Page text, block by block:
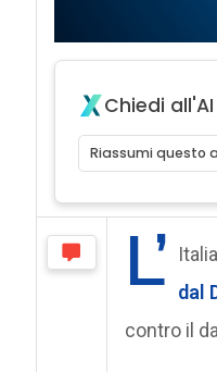
Chiedi all'AI
Riassumi questo
L’ dal
contro il